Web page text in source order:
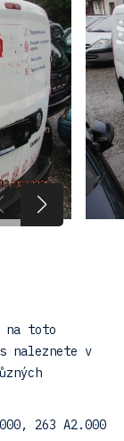
na toto
naleznete v
263 A2.000